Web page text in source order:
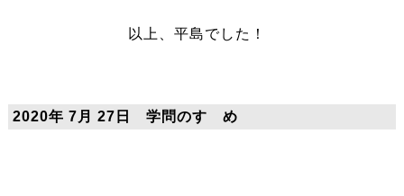
以上、平島でした！
2020年 7月 27日 学問のすゝめ